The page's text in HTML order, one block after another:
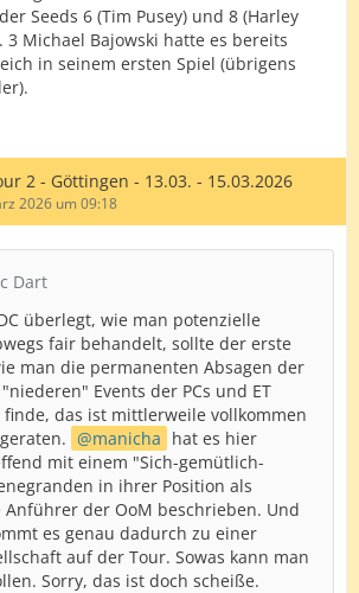
Seeds 6 (Tim Pusey) und 8 (Harley
3 Michael Bajowski hatte es bereits
in seinem ersten Spiel (übrigens
2 - Göttingen - 13.03. - 15.03.2026
2026 um 09:18
Dart
überlegt, wie man potenzielle
fair behandelt, sollte der erste
man die permanenten Absagen der
Events der PCs und ET
das ist mittlerweile vollkommen
manicha hat es hier
mit einem "Sich-gemütlich-
in ihrer Position als
Anführer der OoM beschrieben. Und
es genau dadurch zu einer
auf der Tour. Sowas kann man
Sorry, das ist doch scheiße.